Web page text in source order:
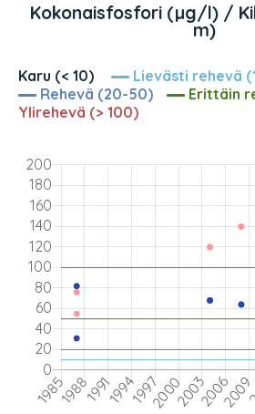
Kokonaisfosfori (µg/l) /
m)
Karu (< 10)
Lievästi rehevä
Rehevä (20-50)
Erittäin
Ylirehevä (> 100)